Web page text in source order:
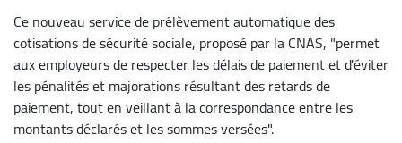
Ce nouveau service de prélèvement automatique des
cotisations de sécurité sociale, proposé par la CNAS, "permet
aux employeurs de respecter les délais de paiement et d'éviter
les pénalités et majorations résultant des retards de
paiement, tout en veillant à la correspondance entre les
montants déclarés et les sommes versées".